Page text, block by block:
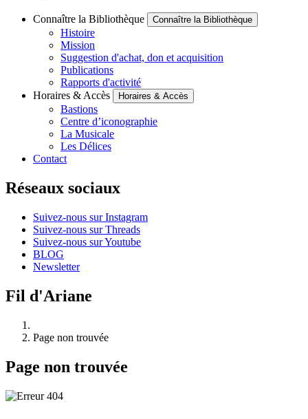
Connaître la Bibliothèque Connaître la Bibliothèque
Histoire
Mission
Suggestion d'achat, don et acquisition
Publications
Rapports d'activité
Horaires & Accès
Horaires & Accès
Bastions
Centre d’iconographie
La Musicale
Les Délices
Contact
Réseaux sociaux
Suivez-nous sur Instagram
Suivez-nous sur Threads
Suivez-nous sur Youtube
BLOG
Newsletter
Fil d'Ariane
Page non trouvée
Page non trouvée